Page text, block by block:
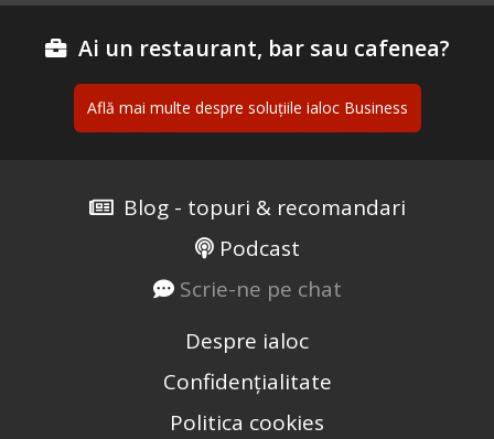
Ai un restaurant, bar sau cafenea?
Află mai multe despre soluțiile ialoc Business
Blog - topuri & recomandari
Podcast
Scrie-ne pe chat
Despre ialoc
Confidențialitate
Politica cookies